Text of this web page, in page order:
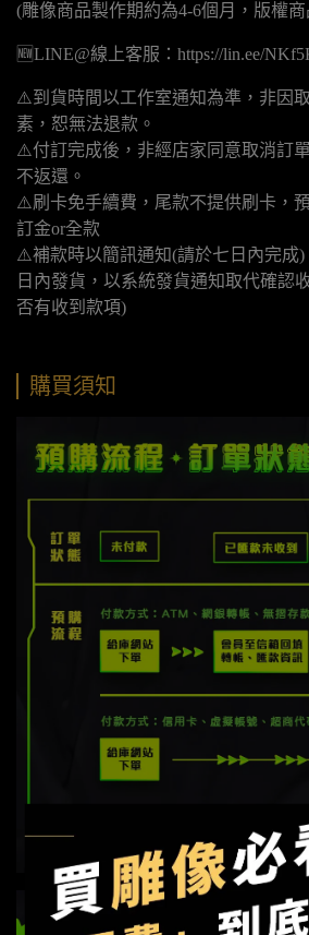
(雕像商品製作期約為4-6個月，版權
🆕LINE@線上客服：https://lin.ee/
⚠️到貨時間以工作室通知為準，非因
素，恕無法退款。
⚠️付訂完成後，非經店家同意取消訂
不返還。
⚠️刷卡免手續費，尾款不提供刷卡，
訂金or全款
⚠️補款時以簡訊通知(請於七日內完成)
日內發貨，以系統發貨通知取代確認
否有收到款項)
購買須知